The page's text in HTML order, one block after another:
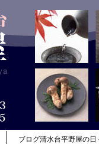
ブログ清水台平野屋の日